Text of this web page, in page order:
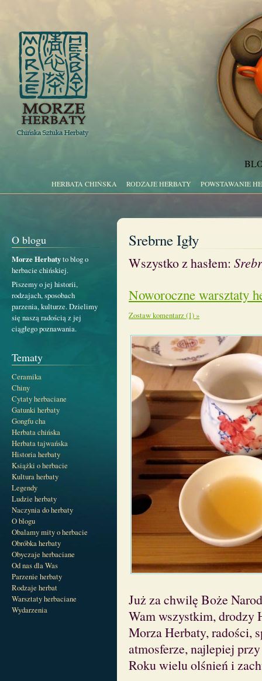
HERBATA CHIŃSKA RODZAJE HERBATY POWSTAWANIE
O blogu
Morze Herbatyto blog o
herbacie chińskiej.
Piszemy o jej historii,
rodzajach, sposobach
parzenia, kulturze. Dzielimy
się naszą radością z jej
ciągłego poznawania.
Tematy
Ceramika
Chiny
Cytaty herbaciane
Gatunki herbaty
Gongfu cha
Herbata chińska
Herbata tajwańska
Historia herbaty
Książki o herbacie
Kultura herbaty
Legendy
Ludzie herbaty
Naczynia do herbaty
O blogu
Obalamy mity o herbacie
Obróbka herbaty
Obyczaje herbaciane
Od nas dla Was
Parzenie herbaty
Rodzaje herbat
Warsztaty herbaciane
Wydarzenia
Srebrne Igły
Wszystko z hasłem:
Noworoczne warsztaty
Zostaw komentarz (1) »
Już za chwilę Boże
Wam wszystkim, drodzy
Morza Herbaty, radości,
atmosferze, najlepiej
Roku wielu olśnień i